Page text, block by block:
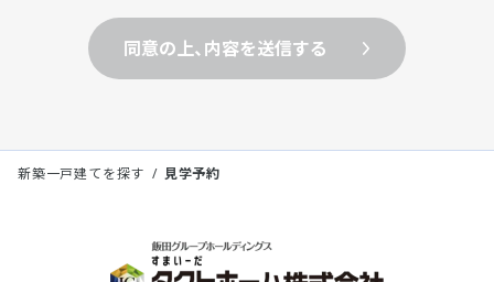
同意の上、内容を送信する
新築一戸建てを探す 見学予約